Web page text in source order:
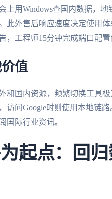
上用Windows查国内数据，
此外售后响应速度决定使用
，工程师15分钟完成端口配置
值
和国内资源，频繁切换工具
访问Google时则使用本地链
国际行业资讯。
起点：回